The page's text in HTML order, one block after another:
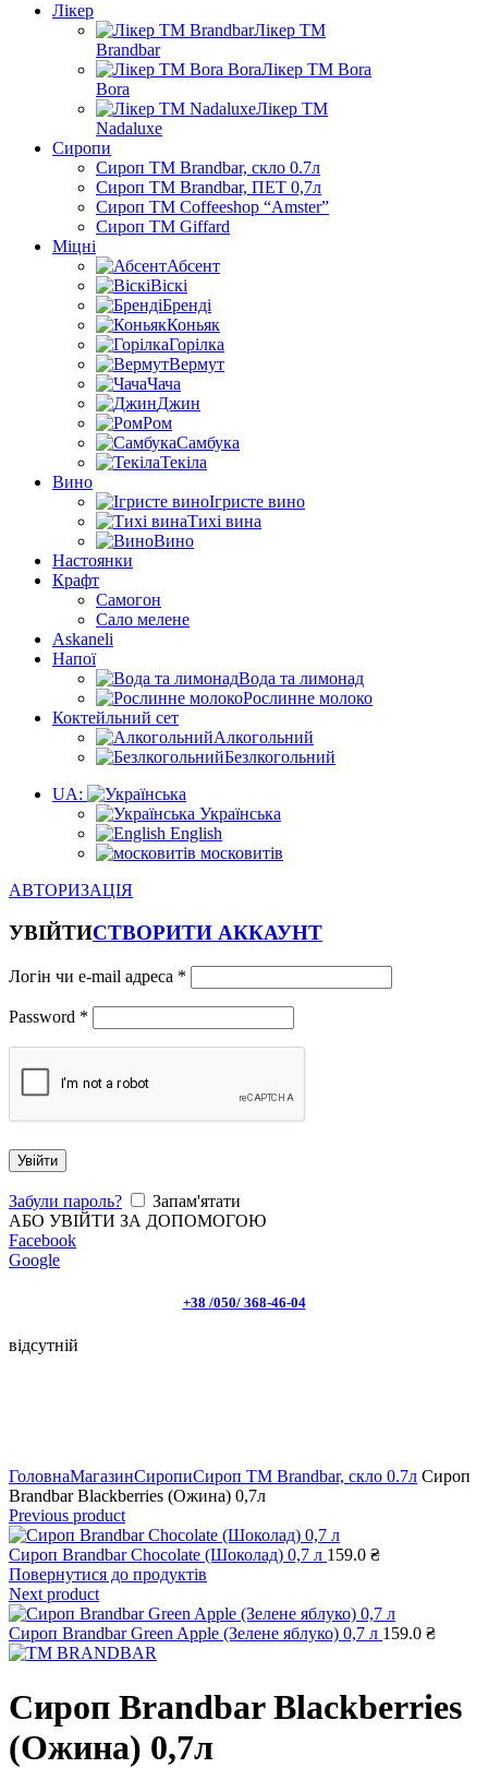
Лікер
Лікер ТМ
Brandbar
Лікер ТМ Bora
Bora
Лікер ТМ
Nadaluxe
Сиропи
Сироп TM Brandbar, скло 0.7л
Сироп TM Brandbar, ПЕТ 0,7л
Сироп TM Coffeeshop “Amster”
Сироп TM Giffard
Міцні
Абсент
Віскі
Бренді
Коньяк
Горілка
Вермут
Чача
Джин
Ром
Самбука
Текіла
Вино
Ігристе вино
Тихі вина
Вино
Настоянки
Крафт
Самогон
Сало мелене
Askaneli
Напої
Вода та лимонад
Рослинне молоко
Коктейльний сет
Алкогольний
Безлкогольний
UA:
Українська
English
московитів
АВТОРИЗАЦІЯ
УВІЙТИСТВОРИТИ АККАУНТ
Логін чи e-mail адреса *
Password *
Увійти
Забули пароль?
Запам'ятати
АБО УВІЙТИ ЗА ДОПОМОГОЮ
Facebook
Google
+38 /050/ 368-46-04
відсутній
ГоловнаМагазинСиропиСироп TM Brandbar, скло 0.7л Сироп
Brandbar Blackberries (Ожина) 0,7л
Previous product
Сироп Brandbar Chocolate (Шоколад) 0,7 л 159.0 ₴
Повернутися до продуктів
Next product
Сироп Brandbar Green Apple (Зелене яблуко) 0,7 л 159.0 ₴
Сироп Brandbar Blackberries
(Ожина) 0,7л